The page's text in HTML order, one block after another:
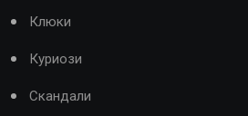
Клюки
Куриози
Скандали